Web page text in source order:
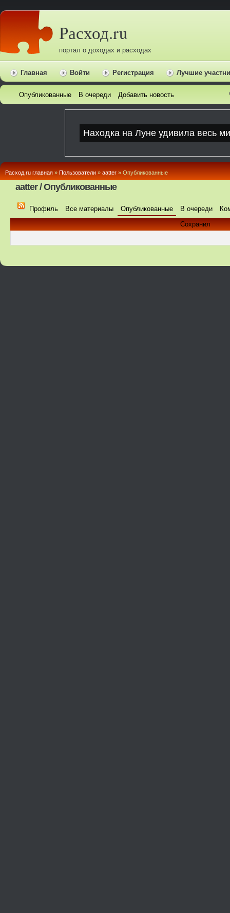
Расход.ru
портал о доходах и расходах
Главная Войти Регистрация Лучшие
Опубликованные В очереди Добавить новость
Расход.ru главная » Пользователи » aatter » Опубликованные
aatter / Опубликованные
Профиль Все материалы Опубликованные В очереди
Сохранил